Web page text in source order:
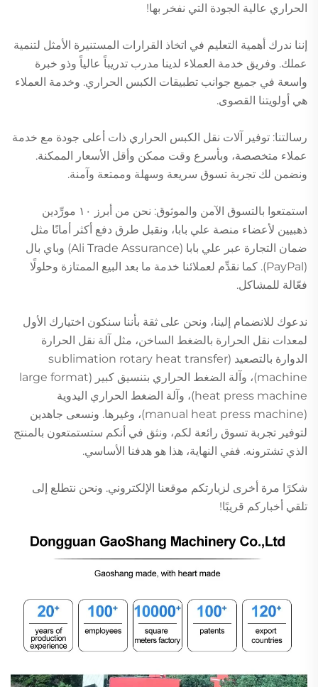
الحراري عالية الجودة التي نفخر بها!
إننا ندرك أهمية التعليم في اتخاذ القرارات المستنيرة الأمثل لتنمية
عملك. وفريق خدمة العملاء لدينا مدرب تدريباً عالياً وذو خبرة
واسعة في جميع جوانب تطبيقات الكبس الحراري. وخدمة العملاء
هي أولويتنا القصوى.
رسالتنا: توفير آلات نقل الكبس الحراري ذات أعلى جودة مع خدمة
عملاء متخصصة، وبأسرع وقت ممكن وأقل الأسعار الممكنة.
ونضمن لك تجربة تسوق سريعة وسهلة وممتعة وآمنة.
استمتعوا بالتسوق الآمن والموثوق: نحن من أبرز ١٠ مورِّدين
ذهبيين لأعضاء منصة علي بابا، ونقبل طرق دفع أكثر أمانًا مثل
ضمان التجارة عبر علي بابا (Ali Trade Assurance) وباي بال
(PayPal). كما نقدِّم لعملائنا خدمة ما بعد البيع الممتازة وحلولًا
فعّالة للمشاكل.
ندعوك للانضمام إلينا، ونحن على ثقة بأننا سنكون اختيارك الأول
لمعدات نقل الحرارة بالضغط الساخن، مثل آلة نقل الحرارة
الدوارة بالتصعيد (sublimation rotary heat transfer
machine)، وآلة الضغط الحراري بتنسيق كبير (large format
heat press machine)، وآلة الضغط الحراري اليدوية
(manual heat press machine)، وغيرها. ونسعى جاهدين
لتوفير تجربة تسوق رائعة لكم، ونثق في أنكم ستستمتعون بالمنتج
الذي تشترونه. ففي النهاية، هذا هو هدفنا الأساسي.
شكرًا مرة أخرى لزيارتكم موقعنا الإلكتروني. ونحن نتطلع إلى
تلقي أخباركم قريبًا!